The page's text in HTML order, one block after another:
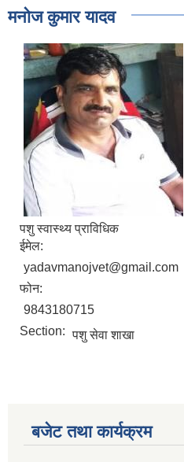
मनाेज कुमार यादव
पशु स्वास्थ्य प्राविधिक
ईमेल:
yadavmanojvet@gmail.com
फोन:
9843180715
Section: पशु सेवा शाखा
बजेट तथा कार्यक्रम